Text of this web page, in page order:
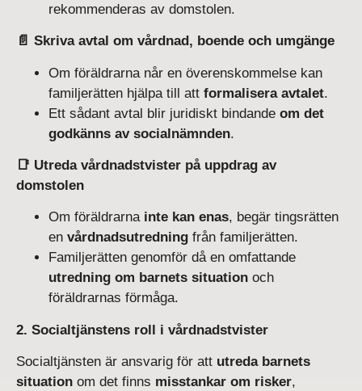
rekommenderas av domstolen.
📄 Skriva avtal om vårdnad, boende och umgänge
Om föräldrarna når en överenskommelse kan
familjerätten hjälpa till att formalisera avtalet.
Ett sådant avtal blir juridiskt bindande om det
godkänns av socialnämnden.
📑 Utreda vårdnadstvister på uppdrag av
domstolen
Om föräldrarna inte kan enas, begär tingsrätten
en vårdnadsutredning från familjerätten.
Familjerätten genomför då en omfattande
utredning om barnets situation och
föräldrarnas förmåga.
2. Socialtjänstens roll i vårdnadstvister
Socialtjänsten är ansvarig för att utreda barnets
situation om det finns misstankar om risker,